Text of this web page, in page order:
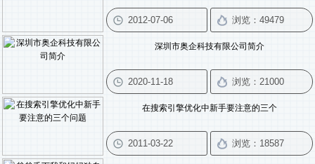
深圳市奥企科技有限公司简介
在搜索引擎优化中新手要注意的三个